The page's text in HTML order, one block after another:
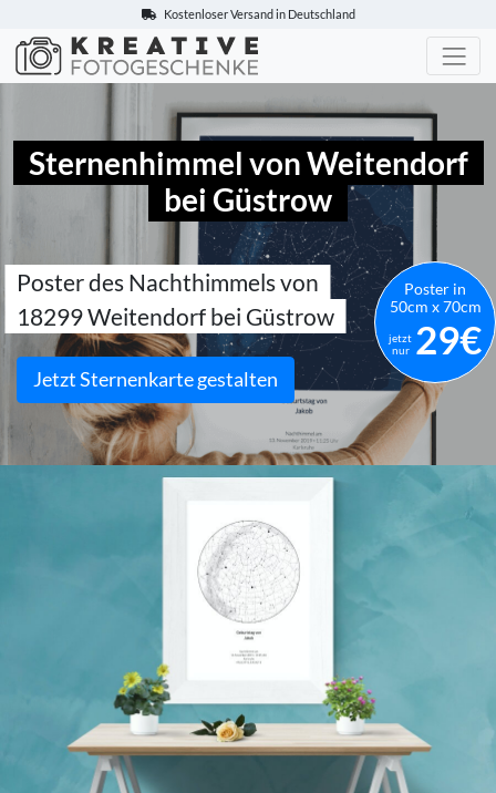
Kostenloser Versand in Deutschland
Kreative-Fotogeschenke.de
Sternenhimmel von Weitendorf
bei Güstrow
Poster des Nachthimmels von
18299 Weitendorf bei Güstrow
Jetzt Sternenkarte gestalten
Poster in
50cm x 70cm
jetzt
nur 29€